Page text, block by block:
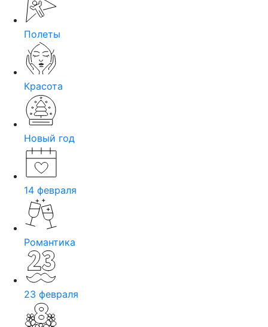
Полеты
Красота
Новый год
14 февраля
Романтика
23 февраля